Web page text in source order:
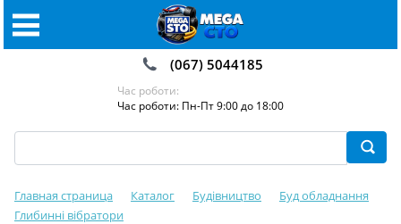
(067) 5044185
Час роботи:
Час роботи: Пн-Пт 9:00 до 18:00
Главная страница Каталог Будівництво
Буд обладнання
Глибинні вібратори